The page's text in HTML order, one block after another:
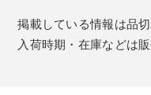
掲載している情報は品
入荷時期・在庫などは